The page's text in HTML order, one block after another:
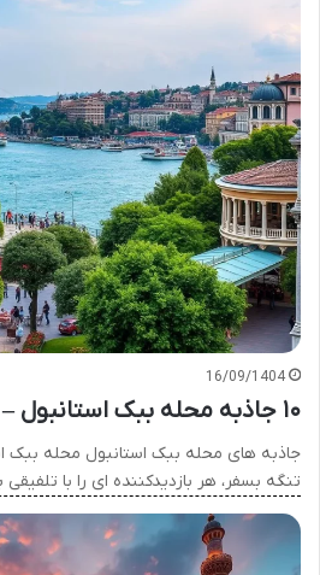
16/09/1404
۱۰ جاذبه محله ببک استانبول – راهنمای کامل سفر
جاذبه های محله ببک استانبول محله ببک
تنگه بسفر، هر بازدیدکننده ای را با